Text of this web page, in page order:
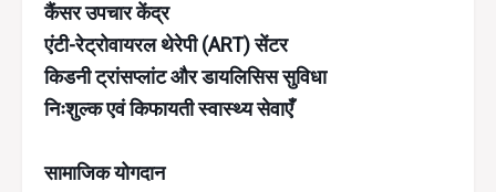
कैंसर उपचार केंद्र
एंटी-रेट्रोवायरल थेरेपी (ART) सेंटर
किडनी ट्रांसप्लांट और डायलिसिस सुविधा
निःशुल्क एवं किफायती स्वास्थ्य सेवाएँ
सामाजिक योगदान